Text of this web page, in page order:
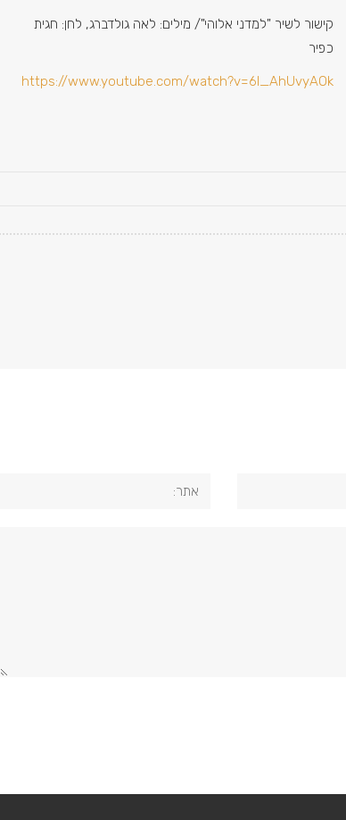
קישור לשיר "למדני אלוהי"/ מילים: לאה גולדברג, לחן: חגית
כפיר
https://www.youtube.com/watch?v=6l_AhUvyAOk